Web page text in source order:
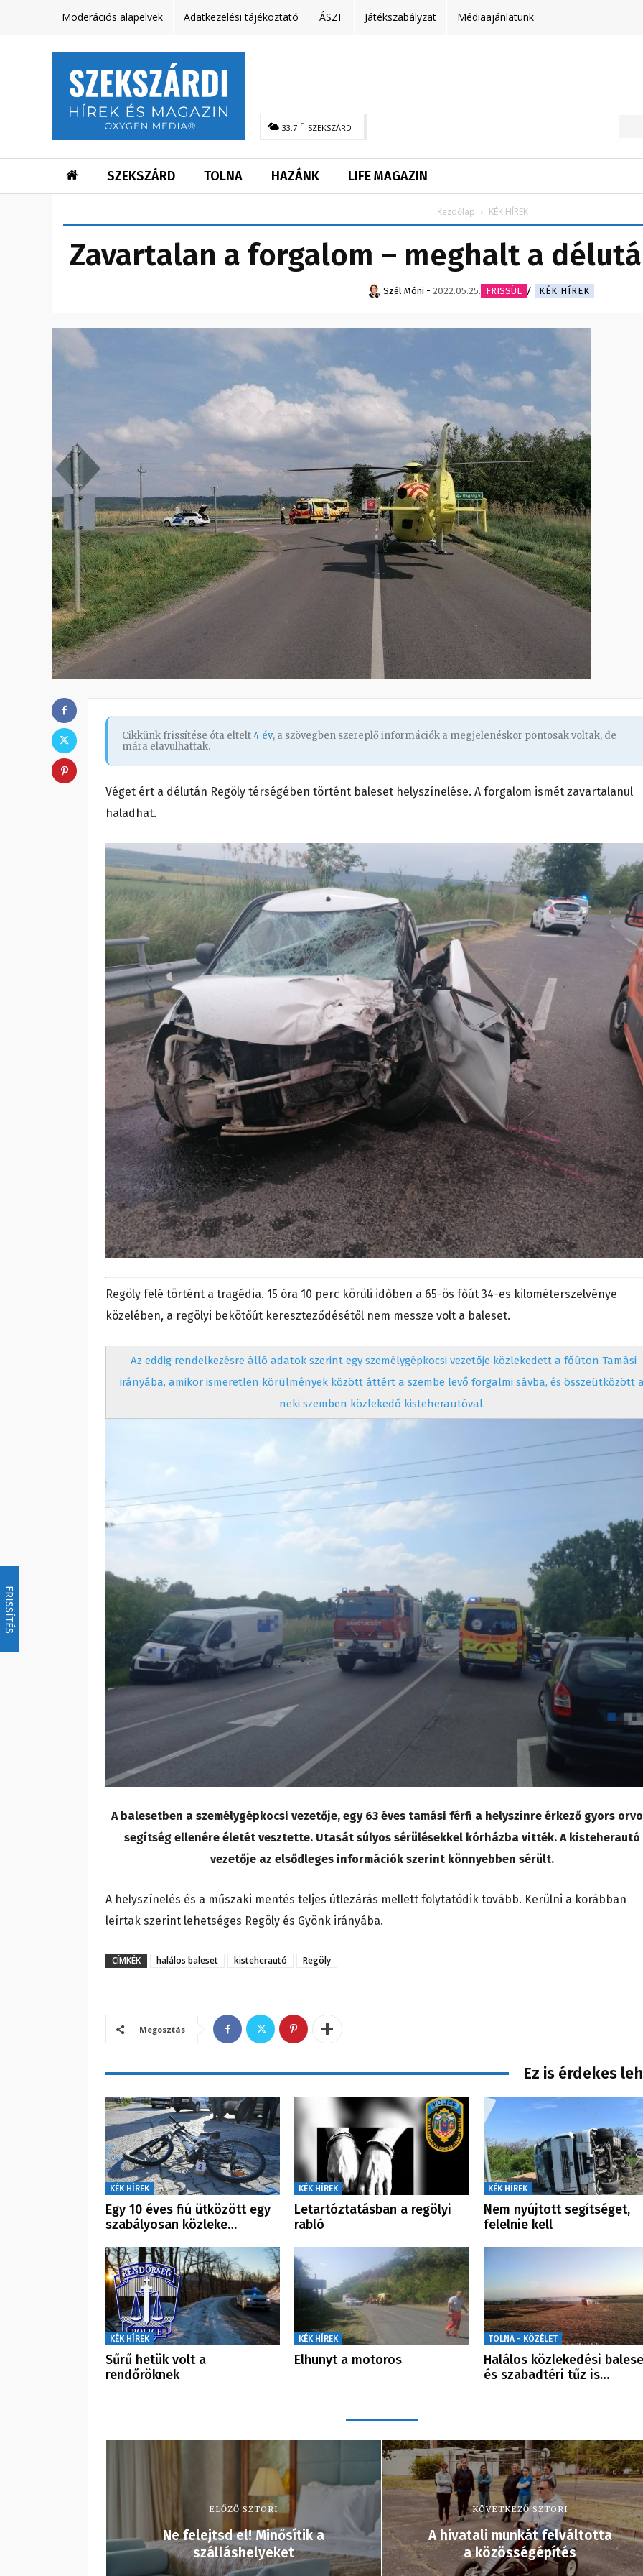
FRISSÍTÉS
Moderációs alapelvek Adatkezelési tájékoztató ÁSZF Játékszabályzat Médiaajánlatunk
33.7 C SZEKSZÁRD
SZEKSZÁRD TOLNA HAZÁNK LIFE MAGAZIN
Kezdőlap KÉK HÍREK
Zavartalan a forgalom – meghalt a
Szél Móni - 2022.05.25. FRISSÜL KÉK HÍREK
Cikkünk frissítése óta eltelt4 év, a szövegben szereplő információk a megjelenéskor pontosak voltak, de
mára elavulhattak.
Véget ért a délután Regöly térségében történt baleset helyszínelése. A forgalom ismét zavartalanul
haladhat.
Regöly felé történt a tragédia. 15 óra 10 perc körüli időben a 65-ös főút 34-es kilométerszelvénye
közelében, a regölyi bekötőút kereszteződésétől nem messze volt a baleset.
Az eddig rendelkezésre álló adatok szerint egy személygépkocsi vezetője közlekedett a főúton Tamási
irányába, amikor ismeretlen körülmények között áttért a szembe levő forgalmi sávba, és összeütközött
neki szemben közlekedő kisteherautóval.
A balesetben a személygépkocsi vezetője, egy 63 éves tamási férfi a helyszínre érkező gyors
segítség ellenére életét vesztette. Utasát súlyos sérülésekkel kórházba vitték. A kisteherautó
vezetője az elsődleges információk szerint könnyebben sérült.
A helyszínelés és a műszaki mentés teljes útlezárás mellett folytatódik tovább. Kerülni a korábban
leírtak szerint lehetséges Regöly és Gyönk irányába.
CÍMKÉK halálos baleset kisteherautó Regöly
Megosztás
Ez is érdekes
KÉK HÍREK
Egy 10 éves fiú ütközött egy
szabályosan közleke…
KÉK HÍREK
Letartóztatásban a regölyi
rabló
KÉK HÍREK
Nem nyújtott segítséget,
felelnie kell
KÉK HÍREK
Sűrű hetük volt a
rendőröknek
KÉK HÍREK
Elhunyt a motoros
TOLNA - KÖZÉLET
Halálos közlekedési
és szabadtéri tűz is…
ELŐZŐ SZTORI
Ne felejtsd el! Minősítik a
szálláshelyeket
KÖVETKEZŐ SZTORI
A hivatali munkát felváltotta
a közösségépítés